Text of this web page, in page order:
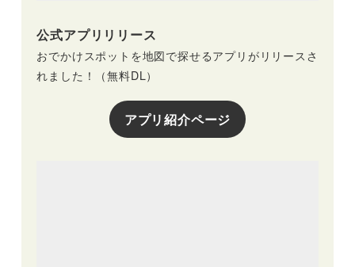
公式アプリリリース
おでかけスポットを地図で探せるアプリがリリースさ
れました！（無料DL）
アプリ紹介ページ